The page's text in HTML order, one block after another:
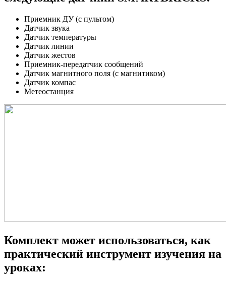
Приемник ДУ (с пультом)
Датчик звука
Датчик температуры
Датчик линии
Датчик жестов
Приемник-передатчик сообщений
Датчик магнитного поля (с магнитиком)
Датчик компас
Метеостанция
Комплект может использоваться, как
практический инструмент изучения на
уроках: